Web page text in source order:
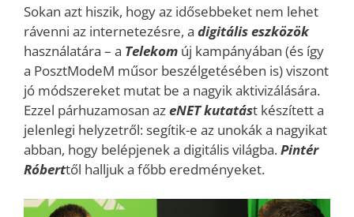
Sokan azt hiszik, hogy az idősebbeket nem lehet
rávenni az internetezésre, a digitális eszközök
használatára – a Telekom új kampányában (és így
a PosztModeM műsor beszélgetésében is) viszont
jó módszereket mutat be a nagyik aktivizálására.
Ezzel párhuzamosan azeNET kutatást készített a
jelenlegi helyzetről: segítik-e az unokák a nagyikat
abban, hogy belépjenek a digitális világba.Pintér
Róberttől halljuk a főbb eredményeket.